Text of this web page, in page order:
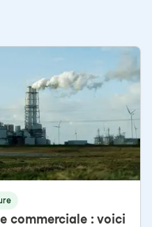
commerciale : voici